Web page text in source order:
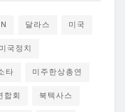
달라스 미국
미국정치
타 미주한상총연
합회 북텍사스